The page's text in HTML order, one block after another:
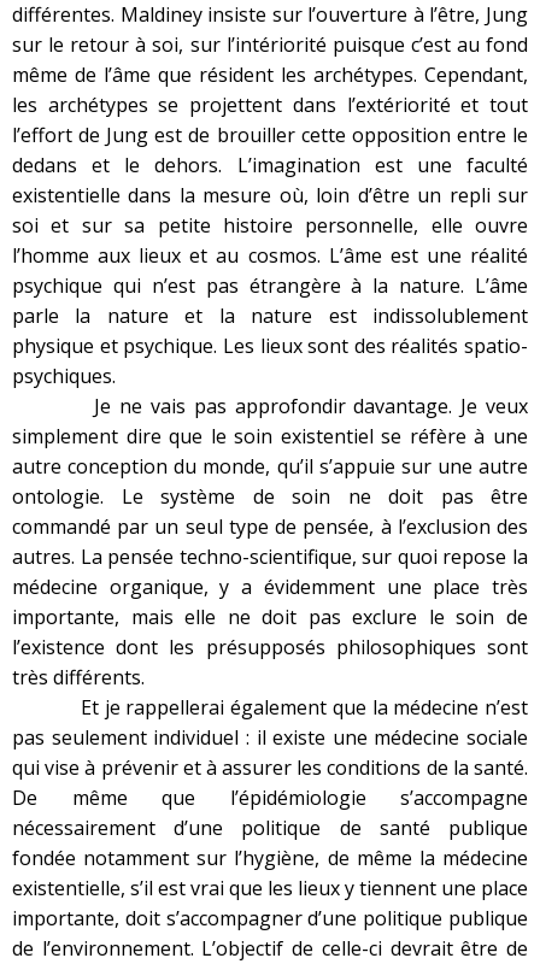
différentes. Maldiney insiste sur l’ouverture à l’être, Jung
sur le retour à soi, sur l’intériorité puisque c’est au fond
même de l’âme que résident les archétypes. Cependant,
les archétypes se projettent dans l’extériorité et tout
l’effort de Jung est de brouiller cette opposition entre le
dedans et le dehors. L’imagination est une faculté
existentielle dans la mesure où, loin d’être un repli sur
soi et sur sa petite histoire personnelle, elle ouvre
l’homme aux lieux et au cosmos. L’âme est une réalité
psychique qui n’est pas étrangère à la nature. L’âme
parle la nature et la nature est indissolublement
physique et psychique. Les lieux sont des réalités spatio-
psychiques.
Je ne vais pas approfondir davantage. Je veux
simplement dire que le soin existentiel se réfère à une
autre conception du monde, qu’il s’appuie sur une autre
ontologie. Le système de soin ne doit pas être
commandé par un seul type de pensée, à l’exclusion des
autres. La pensée techno-scientifique, sur quoi repose la
médecine organique, y a évidemment une place très
importante, mais elle ne doit pas exclure le soin de
l’existence dont les présupposés philosophiques sont
très différents.
Et je rappellerai également que la médecine n’est
pas seulement individuel : il existe une médecine sociale
qui vise à prévenir et à assurer les conditions de la santé.
De même que l’épidémiologie s’accompagne
nécessairement d’une politique de santé publique
fondée notamment sur l’hygiène, de même la médecine
existentielle, s’il est vrai que les lieux y tiennent une place
importante, doit s’accompagner d’une politique publique
de l’environnement. L’objectif de celle-ci devrait être de